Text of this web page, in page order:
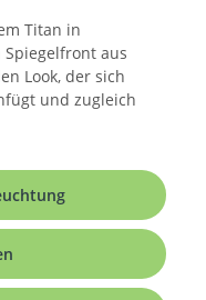
Titan in
aus
Look, der sich
und zugleich